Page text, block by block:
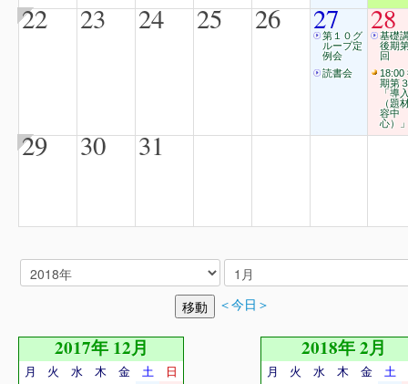
22 23 24 25 26 27
第１０グ
ループ定
例会
読書会
28
基礎
後期
回
18:00
期第
「導
（題
容中
心）
29 30 31
＜今日＞
2017年 12月
月 火 水 木 金 土
日
2018年 2月
月 火 水 木 金 土